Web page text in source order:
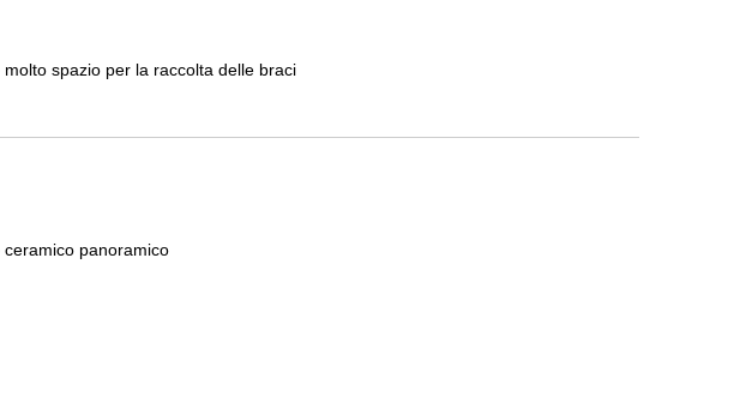
spazio per la raccolta delle braci
panoramico